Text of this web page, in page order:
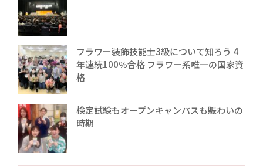
フラワー装飾技能士3級について知ろう 4
年連続100％合格 フラワー系唯一の国家資
格
検定試験もオープンキャンパスも賑わいの
時期